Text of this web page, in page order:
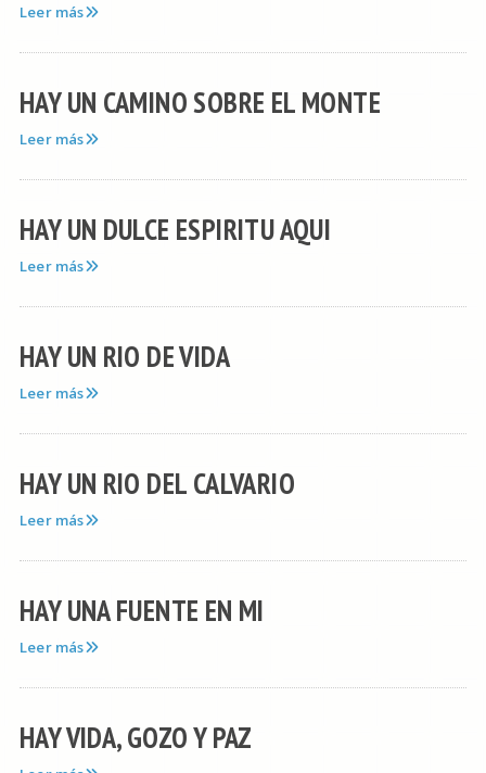
Leer más
HAY UN CAMINO SOBRE EL MONTE
Leer más
HAY UN DULCE ESPIRITU AQUI
Leer más
HAY UN RIO DE VIDA
Leer más
HAY UN RIO DEL CALVARIO
Leer más
HAY UNA FUENTE EN MI
Leer más
HAY VIDA, GOZO Y PAZ